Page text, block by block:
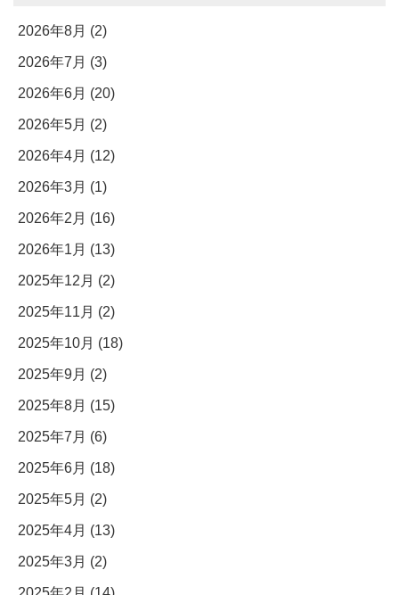
2026年8月 (2)
2026年7月 (3)
2026年6月 (20)
2026年5月 (2)
2026年4月 (12)
2026年3月 (1)
2026年2月 (16)
2026年1月 (13)
2025年12月 (2)
2025年11月 (2)
2025年10月 (18)
2025年9月 (2)
2025年8月 (15)
2025年7月 (6)
2025年6月 (18)
2025年5月 (2)
2025年4月 (13)
2025年3月 (2)